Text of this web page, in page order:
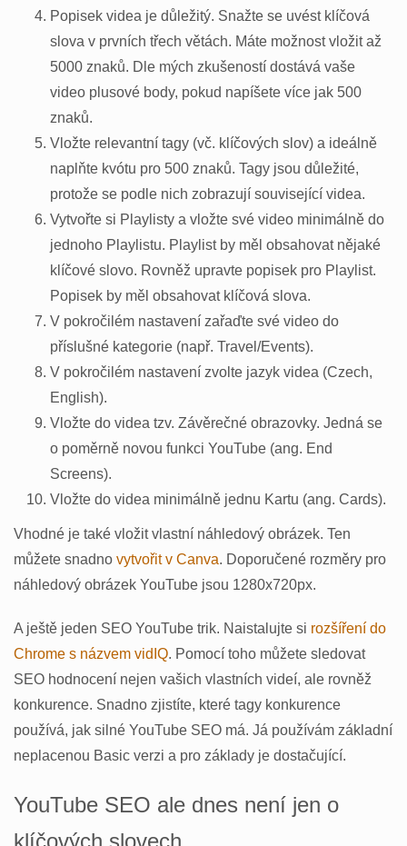
Popisek videa je důležitý. Snažte se uvést klíčová
slova v prvních třech větách. Máte možnost vložit až
5000 znaků. Dle mých zkušeností dostává vaše
video plusové body, pokud napíšete více jak 500
znaků.
Vložte relevantní tagy (vč. klíčových slov) a ideálně
naplňte kvótu pro 500 znaků. Tagy jsou důležité,
protože se podle nich zobrazují související videa.
Vytvořte si Playlisty a vložte své video minimálně do
jednoho Playlistu. Playlist by měl obsahovat nějaké
klíčové slovo. Rovněž upravte popisek pro Playlist.
Popisek by měl obsahovat klíčová slova.
V pokročilém nastavení zařaďte své video do
příslušné kategorie (např. Travel/Events).
V pokročilém nastavení zvolte jazyk videa (Czech,
English).
Vložte do videa tzv. Závěrečné obrazovky. Jedná se
o poměrně novou funkci YouTube (ang. End
Screens).
Vložte do videa minimálně jednu Kartu (ang. Cards).
Vhodné je také vložit vlastní náhledový obrázek. Ten
můžete snadno vytvořit v Canva. Doporučené rozměry pro
náhledový obrázek YouTube jsou 1280x720px.
A ještě jeden SEO YouTube trik. Naistalujte si rozšíření do
Chrome s názvem vidIQ. Pomocí toho můžete sledovat
SEO hodnocení nejen vašich vlastních videí, ale rovněž
konkurence. Snadno zjistíte, které tagy konkurence
používá, jak silné YouTube SEO má. Já používám základní
neplacenou Basic verzi a pro základy je dostačující.
YouTube SEO ale dnes není jen o
klíčových slovech